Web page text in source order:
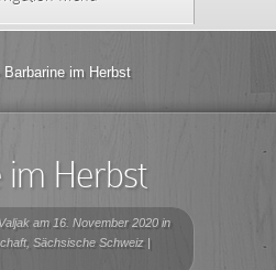
Barbarine im Herbst
im Herbst
am 16. November 2020 in
, Sächsische Schweiz |